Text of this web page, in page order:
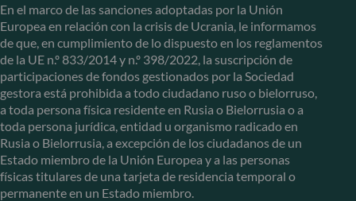
En el marco de las sanciones adoptadas por la Unión
Europea en relación con la crisis de Ucrania, le informamos
de que, en cumplimiento de lo dispuesto en los reglamentos
de la UE n.º 833/2014 y n.º 398/2022, la suscripción de
participaciones de fondos gestionados por la Sociedad
gestora está prohibida a todo ciudadano ruso o bielorruso,
a toda persona física residente en Rusia o Bielorrusia o a
toda persona jurídica, entidad u organismo radicado en
Rusia o Bielorrusia, a excepción de los ciudadanos de un
Estado miembro de la Unión Europea y a las personas
físicas titulares de una tarjeta de residencia temporal o
permanente en un Estado miembro.